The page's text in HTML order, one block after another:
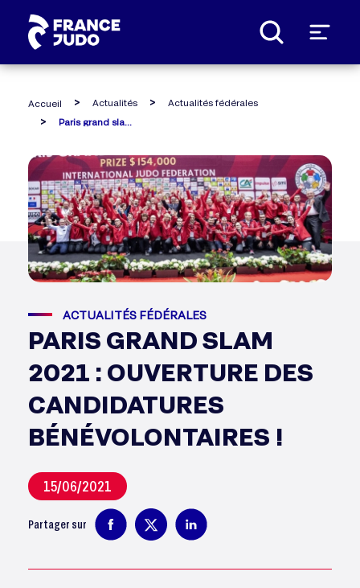
Accueil Actualités
Actualités fédérales
ACTUALITÉS FÉDÉRALES
PARIS GRAND SLAM
2021 : OUVERTURE DES
CANDIDATURES
BÉNÉVOLONTAIRES !
15/06/2021
Partager sur